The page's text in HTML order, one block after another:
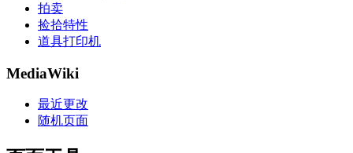
拍卖
捡拾特性
道具打印机
MediaWiki
最近更改
随机页面